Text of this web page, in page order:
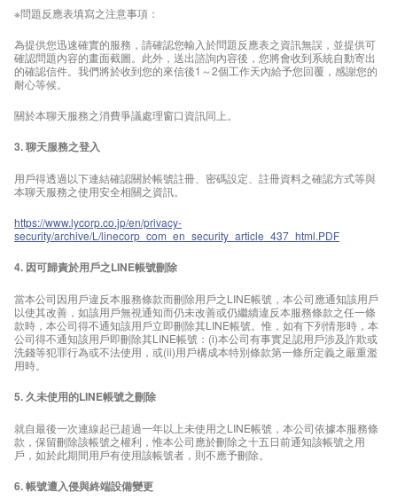
※問題反應表填寫之注意事項：
為提供您迅速確實的服務，請確認您輸入於問題反應表之資訊無誤，並提供可
確認問題內容的畫面截圖。此外，送出諮詢內容後，您將會收到系統自動寄出
的確認信件。我們將於收到您的來信後1～2個工作天內給予您回覆，感謝您的
耐心等候。
關於本聊天服務之消費爭議處理窗口資訊同上。
3. 聊天服務之登入
用戶得透過以下連結確認關於帳號註冊、密碼設定、註冊資料之確認方式等與
本聊天服務之使用安全相關之資訊。
https://www.lycorp.co.jp/en/privacy-
security/archive/L/linecorp_com_en_security_article_437_html.PDF
4. 因可歸責於用戶之LINE帳號刪除
當本公司因用戶違反本服務條款而刪除用戶之LINE帳號，本公司應通知該用戶
以使其改善，如該用戶無視通知而仍未改善或仍繼續違反本服務條款之任一條
款時，本公司得不通知該用戶立即刪除其LINE帳號。惟，如有下列情形時，本
公司得不通知該用戶即刪除其LINE帳號：(i)本公司有事實足認用戶涉及詐欺或
洗錢等犯罪行為或不法使用，或(ii)用戶構成本特別條款第一條所定義之嚴重濫
用時。
5. 久未使用的LINE帳號之刪除
就自最後一次連線起已超過一年以上未使用之LINE帳號，本公司依據本服務條
款，保留刪除該帳號之權利，惟本公司應於刪除之十五日前通知該帳號之用
戶，如於此期間用戶有使用該帳號者，則不應予刪除。
6. 帳號遭入侵與終端設備變更